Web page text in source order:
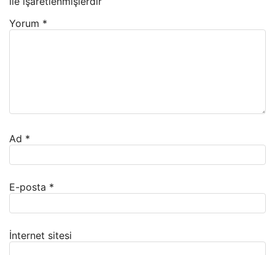
Yorum *
Ad *
E-posta *
İnternet sitesi